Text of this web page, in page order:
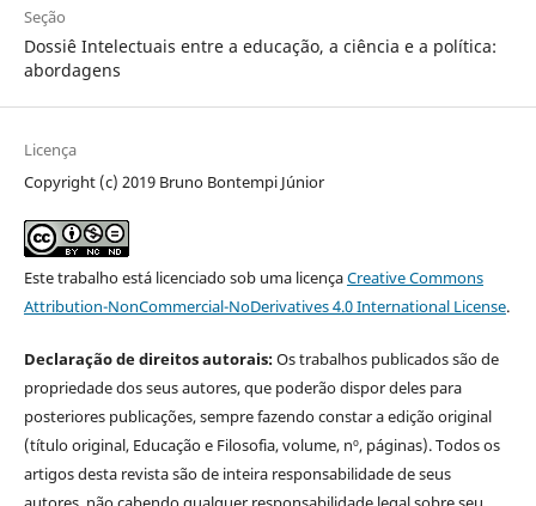
Seção
Dossiê Intelectuais entre a educação, a ciência e a política:
abordagens
Licença
Copyright (c) 2019 Bruno Bontempi Júnior
Este trabalho está licenciado sob uma licençaCreative Commons
Attribution-NonCommercial-NoDerivatives 4.0 International License.
Declaração de direitos autorais:Os trabalhos publicados são de
propriedade dos seus autores, que poderão dispor deles para
posteriores publicações, sempre fazendo constar a edição original
(título original, Educação e Filosofia, volume, nº, páginas). Todos os
artigos desta revista são de inteira responsabilidade de seus